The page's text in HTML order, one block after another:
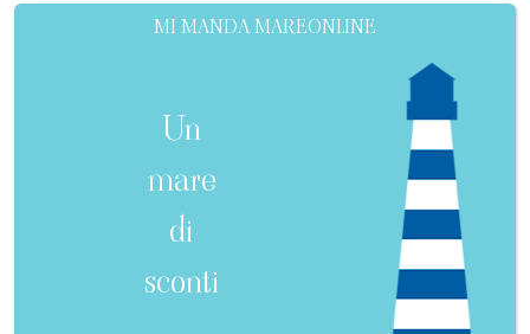
MI MANDA MAREONLINE
Un
mare
di
sconti